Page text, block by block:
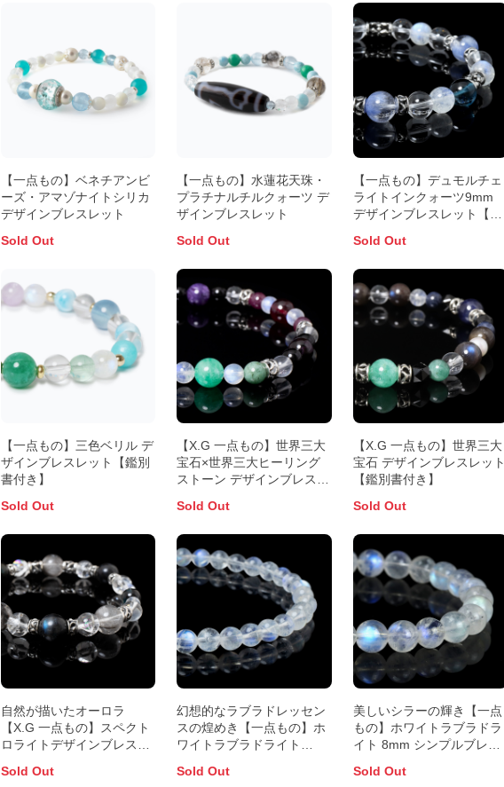
【一点もの】ベネチアンビ
ーズ・アマゾナイトシリカ
デザインブレスレット
Sold Out
【一点もの】水蓮花天珠・
プラチナルチルクォーツ デ
ザインブレスレット
Sold Out
【一点もの】デュモルチェ
ライトインクォーツ9mm
デザインブレスレット【鑑
Sold Out
【一点もの】三色ベリル デ
ザインブレスレット【鑑別
書付き】
Sold Out
【X.G 一点もの】世界三大
宝石×世界三大ヒーリング
ストーン デザインブレスレ
Sold Out
【X.G 一点もの】世界三大
宝石 デザインブレスレット
【鑑別書付き】
Sold Out
自然が描いたオーロラ
【X.G 一点もの】スペクト
ロライトデザインブレスレ
Sold Out
幻想的なラブラドレッセン
スの煌めき【一点もの】ホ
ワイトラブラドライト
ト
Sold Out
美しいシラーの輝き【一点
もの】ホワイトラブラドラ
イト 8mm シンプルブレス
Sold Out